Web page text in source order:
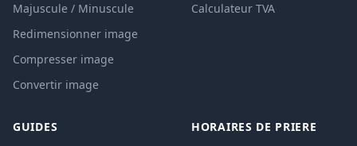
Majuscule / Minuscule
Redimensionner image
Compresser image
Convertir image
Calculateur TVA
GUIDES HORAIRES DE PRIERE